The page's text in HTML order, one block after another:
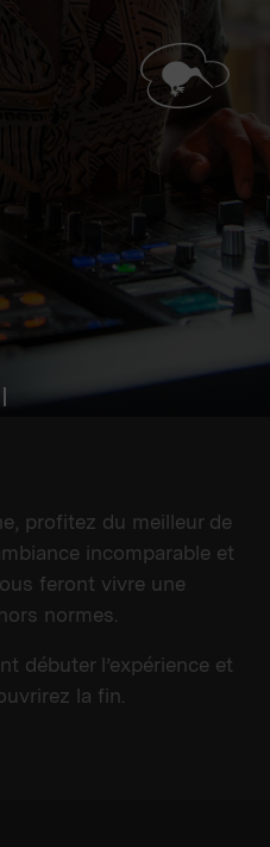
profitez du meilleur de
incomparable et
feront vivre une
normes.
débuter l’expérience et
la fin.